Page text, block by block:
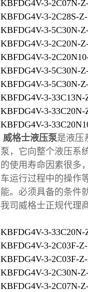
KBFDG4V-3-2C07N-
KBFDG4V-3-2C28S-
KBFDG4V-3-5C30N-
KBFDG4V-3-2C20N-
KBFDG4V-3-
KBFDG4V-3-5C30N-
KBFDG4V-3-5C30N-
KBFDG4V-3-33C13N-
KBFDG4V-3-33C20N-
KBFDG4V-3-
威格士液压泵是液压
泵，它向整个液压系
的使用寿命因素很多
车运行过程中的操作
能。必须具备的条件
我司威格士正规代理
KBFDG4V-3-33C20N-
KBFDG4V-3-2C03F-
KBFDG4V-3-2C03F-
KBFDG4V-3-2C30N-
KBFDG4V-3-2C07N-